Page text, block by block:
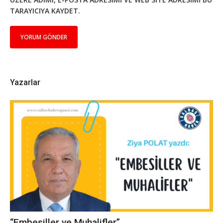
TARAYICIYA KAYDET.
Yazarlar